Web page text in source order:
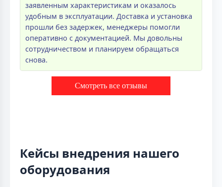
заявленным характеристикам и оказалось
удобным в эксплуатации. Доставка и установка
прошли без задержек, менеджеры помогли
оперативно с документацией. Мы довольны
сотрудничеством и планируем обращаться
снова.
Смотреть все отзывы
Кейсы внедрения нашего
оборудования